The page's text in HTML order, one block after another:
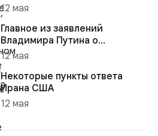
12 мая
Главное из заявлений
Владимира Путина о
конфликте на Украине
12 мая
Некоторые пункты ответа
Ирана США
12 мая